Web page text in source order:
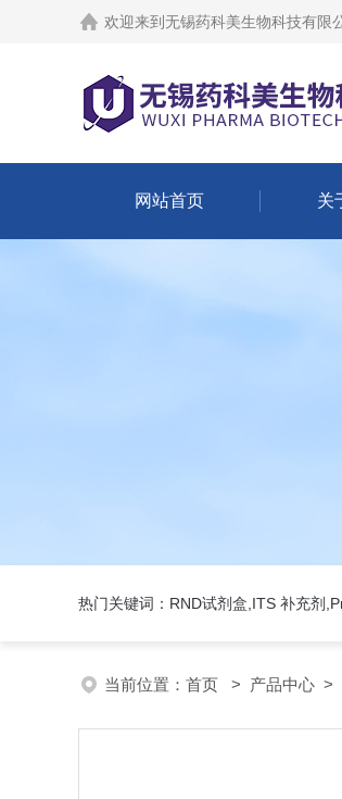
欢迎来到 无锡药科美生物科技有限
网站首页 关
热门关键词：RND试剂盒,ITS 补充剂
当前位置： 首页 > 产品中心 >